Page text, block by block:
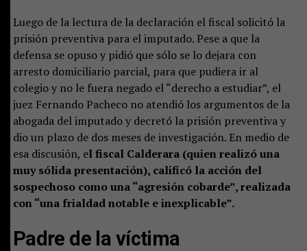
Luego de la lectura de la declaración el fiscal solicitó la
prisión preventiva para el imputado. Pese a que la
defensa se opuso y pidió que sólo se lo dejara con
arresto domiciliario parcial, para que pudiera ir al
colegio y no le fuera negado el “derecho a estudiar”, el
juez Fernando Pacheco no atendió los argumentos de la
abogada del imputado y decretó la prisión preventiva y
dio un plazo de dos meses de investigación. En medio de
esa discusión, el fiscal Calderara (quien realizó una
muy sólida presentación), calificó la acción del
sospechoso como una “agresión cobarde”, realizada
con “una frialdad notable e inexplicable”.
Padre de la víctima